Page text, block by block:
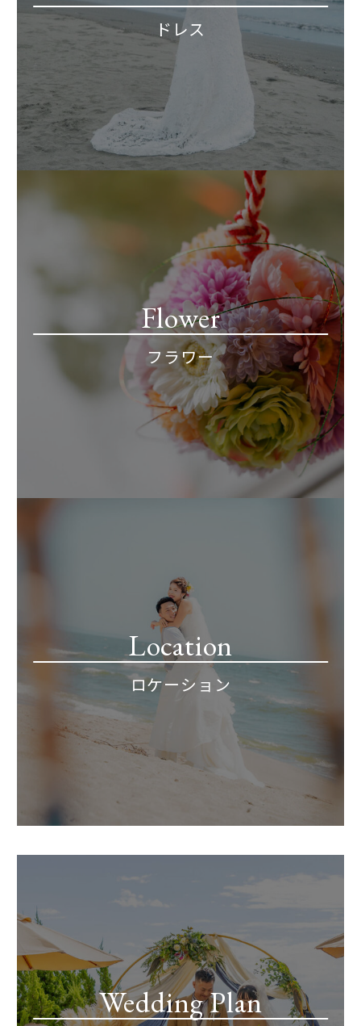
ドレス
Flower
フラワー
Location
ロケーション
Wedding Plan